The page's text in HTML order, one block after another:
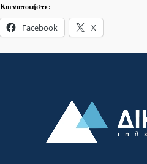
Κοινοποιήστε:
Facebook X